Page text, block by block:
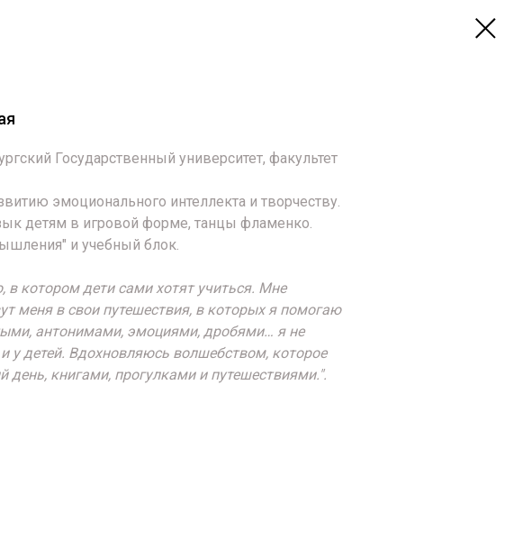
Государственный университет, факультет
эмоционального интеллекта и творчеству.
детям в игровой форме, танцы фламенко.
и учебный блок.
в котором дети сами хотят учиться. Мне
меня в свои путешествия, в которых я помогаю
антонимами, эмоциями, дробями… я не
у детей. Вдохновляюсь волшебством, которое
книгами, прогулками и путешествиями.".